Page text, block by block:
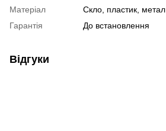
Матеріал
Скло, пластик, метал
Гарантія
До встановлення
Відгуки